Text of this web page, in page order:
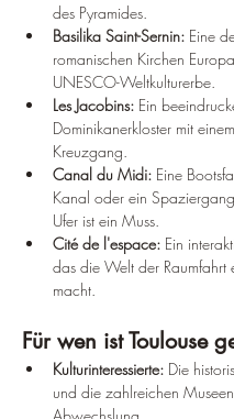
des Pyramides.
Basilika Saint-Sernin: Eine
romanischen Kirchen
UNESCO-Weltkulturerbe.
Les Jacobins: Ein
Dominikanerkloster mit
Kreuzgang.
Canal du Midi: Eine
Kanal oder ein
Ufer ist ein Muss.
Cité de l'espace: Ein
das die Welt der Raumfahrt
macht.
Für wen ist Toulouse
Kulturinteressierte: Die
und die zahlreichen